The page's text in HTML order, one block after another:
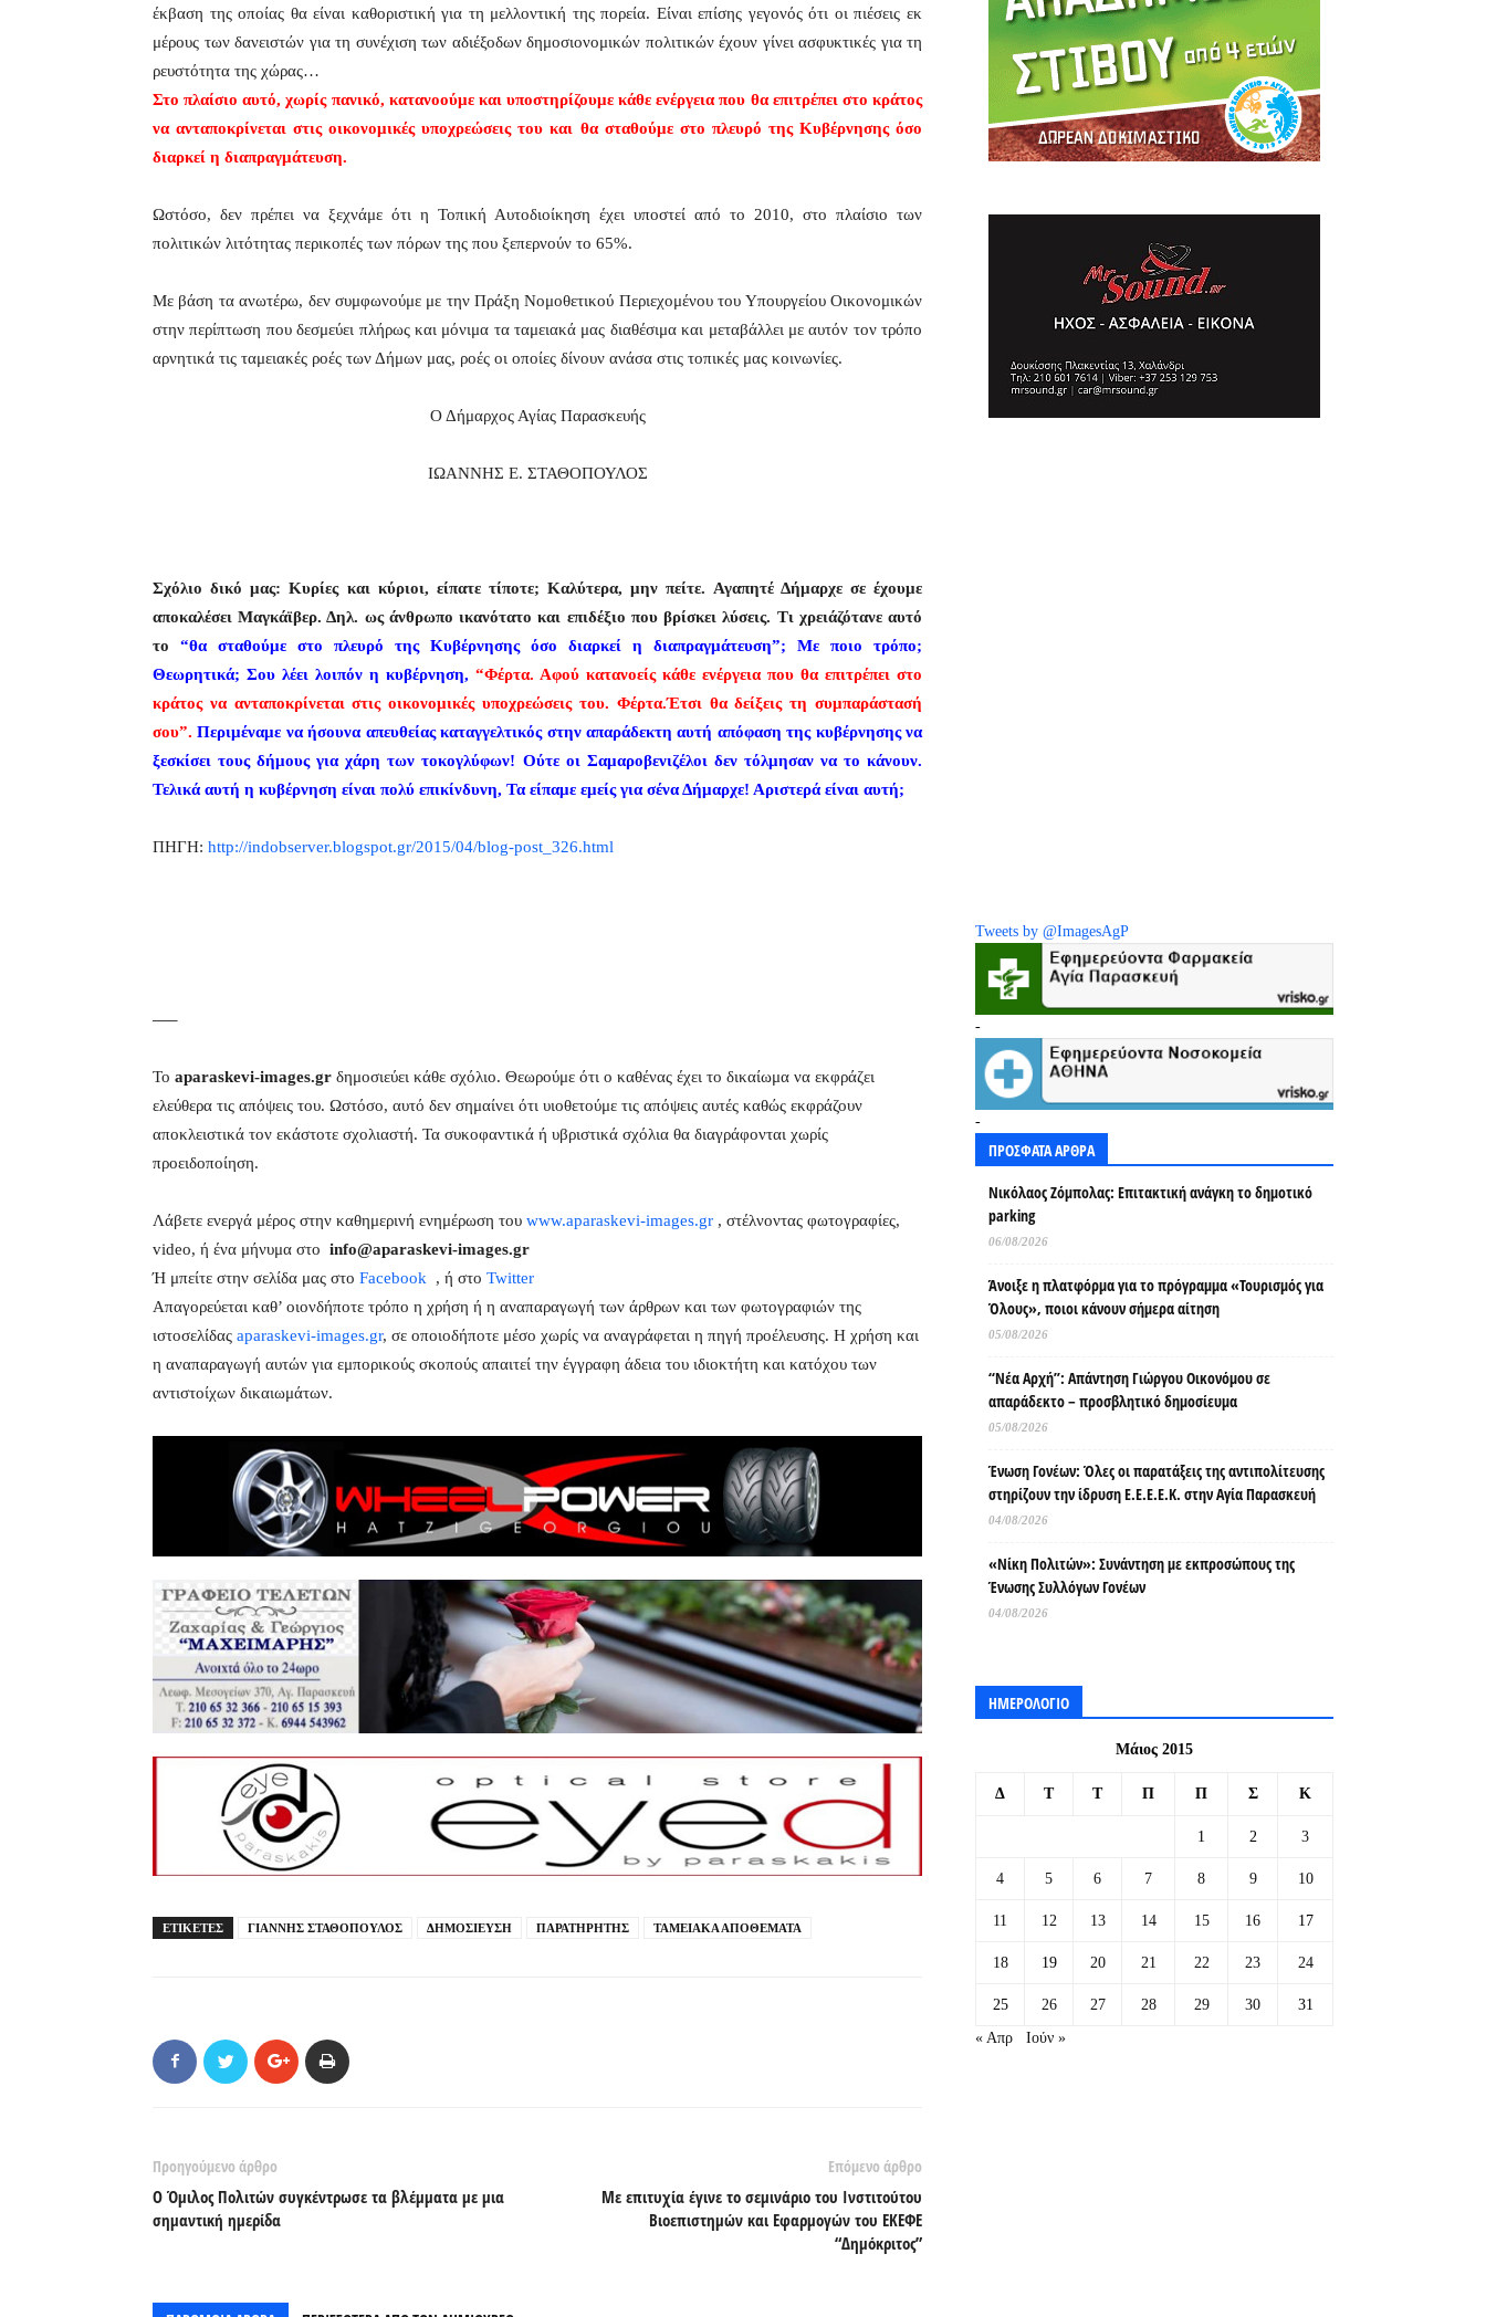
έκβαση της οποίας θα είναι καθοριστική για τη μελλοντική της πορεία. Είναι επίσης γεγονός ότι οι πιέσεις εκ
μέρους των δανειστών για τη συνέχιση των αδιέξοδων δημοσιονομικών πολιτικών έχουν γίνει ασφυκτικές για τη
ρευστότητα της χώρας…
Στο πλαίσιο αυτό, χωρίς πανικό, κατανοούμε και υποστηρίζουμε κάθε ενέργεια που θα επιτρέπει στο κράτος
να ανταποκρίνεται στις οικονομικές υποχρεώσεις του και θα σταθούμε στο πλευρό της Κυβέρνησης όσο
διαρκεί η διαπραγμάτευση.
Ωστόσο, δεν πρέπει να ξεχνάμε ότι η Τοπική Αυτοδιοίκηση έχει υποστεί από το 2010, στο πλαίσιο των
πολιτικών λιτότητας περικοπές των πόρων της που ξεπερνούν το 65%.
Με βάση τα ανωτέρω, δεν συμφωνούμε με την Πράξη Νομοθετικού Περιεχομένου του Υπουργείου Οικονομικών
στην περίπτωση που δεσμεύει πλήρως και μόνιμα τα ταμειακά μας διαθέσιμα και μεταβάλλει με αυτόν τον τρόπο
αρνητικά τις ταμειακές ροές των Δήμων μας, ροές οι οποίες δίνουν ανάσα στις τοπικές μας κοινωνίες.
Ο Δήμαρχος Αγίας Παρασκευής
ΙΩΑΝΝΗΣ Ε. ΣΤΑΘΟΠΟΥΛΟΣ
Σχόλιο δικό μας: Κυρίες και κύριοι, είπατε τίποτε; Καλύτερα, μην πείτε. Αγαπητέ Δήμαρχε σε έχουμε
αποκαλέσει Μαγκάϊβερ. Δηλ. ως άνθρωπο ικανότατο και επιδέξιο που βρίσκει λύσεις. Τι χρειάζότανε αυτό
το “θα σταθούμε στο πλευρό της Κυβέρνησης όσο διαρκεί η διαπραγμάτευση”; Με ποιο τρόπο;
Θεωρητικά; Σου λέει λοιπόν η κυβέρνηση, “Φέρτα. Αφού κατανοείς κάθε ενέργεια που θα επιτρέπει στο
κράτος να ανταποκρίνεται στις οικονομικές υποχρεώσεις του. Φέρτα.Έτσι θα δείξεις τη συμπαράστασή
σου”. Περιμέναμε να ήσουνα απευθείας καταγγελτικός στην απαράδεκτη αυτή απόφαση της κυβέρνησης να
ξεσκίσει τους δήμους για χάρη των τοκογλύφων! Ούτε οι Σαμαροβενιζέλοι δεν τόλμησαν να το κάνουν.
Τελικά αυτή η κυβέρνηση είναι πολύ επικίνδυνη, Τα είπαμε εμείς για σένα Δήμαρχε! Αριστερά είναι αυτή;
ΠΗΓΗ: http://indobserver.blogspot.gr/2015/04/blog-post_326.html
—–
Το aparaskevi-images.gr δημοσιεύει κάθε σχόλιο. Θεωρούμε ότι ο καθένας έχει το δικαίωμα να εκφράζει
ελεύθερα τις απόψεις του. Ωστόσο, αυτό δεν σημαίνει ότι υιοθετούμε τις απόψεις αυτές καθώς εκφράζουν
αποκλειστικά τον εκάστοτε σχολιαστή. Τα συκοφαντικά ή υβριστικά σχόλια θα διαγράφονται χωρίς
προειδοποίηση.
Λάβετε ενεργά μέρος στην καθημερινή ενημέρωση του www.aparaskevi-images.gr , στέλνοντας φωτογραφίες,
video, ή ένα μήνυμα στο info@aparaskevi-images.gr
Ή μπείτε στην σελίδα μας στο Facebook , ή στο Twitter
Απαγορεύεται καθ’ οιονδήποτε τρόπο η χρήση ή η αναπαραγωγή των άρθρων και των φωτογραφιών της
ιστοσελίδας aparaskevi-images.gr, σε οποιοδήποτε μέσο χωρίς να αναγράφεται η πηγή προέλευσης. Η χρήση και
η αναπαραγωγή αυτών για εμπορικούς σκοπούς απαιτεί την έγγραφη άδεια του ιδιοκτήτη και κατόχου των
αντιστοίχων δικαιωμάτων.
ΕΤΙΚΕΤΕΣ ΓΙΑΝΝΗΣ ΣΤΑΘΟΠΟΥΛΟΣ ΔΗΜΟΣΙΕΥΣΗ ΠΑΡΑΤΗΡΗΤΗΣ ΤΑΜΕΙΑΚΑ ΑΠΟΘΕΜΑΤΑ
Προηγούμενο άρθρο
Ο Όμιλος Πολιτών συγκέντρωσε τα βλέμματα με μια
σημαντική ημερίδα
Επόμενο άρθρο
Με επιτυχία έγινε το σεμινάριο του Ινστιτούτου
Βιοεπιστημών και Εφαρμογών του ΕΚΕΦΕ
“Δημόκριτος”
Tweets by @ImagesAgP
-
-
ΠΡΟΣΦΑΤΑ ΑΡΘΡΑ
Νικόλαος Ζόμπολας: Επιτακτική ανάγκη το δημοτικό
parking
06/08/2026
Άνοιξε η πλατφόρμα για το πρόγραμμα «Τουρισμός για
Όλους», ποιοι κάνουν σήμερα αίτηση
05/08/2026
“Νέα Αρχή”: Απάντηση Γιώργου Οικονόμου σε
απαράδεκτο – προσβλητικό δημοσίευμα
05/08/2026
Ένωση Γονέων: Όλες οι παρατάξεις της αντιπολίτευσης
στηρίζουν την ίδρυση Ε.Ε.Ε.Ε.Κ. στην Αγία Παρασκευή
04/08/2026
«Νίκη Πολιτών»: Συνάντηση με εκπροσώπους της
Ένωσης Συλλόγων Γονέων
04/08/2026
ΗΜΕΡΟΛΟΓΙΟ
Μάιος 2015
Δ Τ Τ Π Π Σ Κ
1 2 3
4 5 6 7 8 9 10
11 12 13 14 15 16 17
18 19 20 21 22 23 24
25 26 27 28 29 30
31
« Απρ
Ιούν »